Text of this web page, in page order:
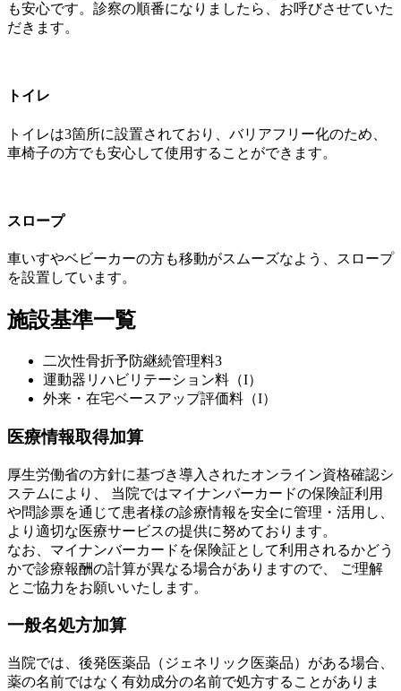
も安心です。診察の順番になりましたら、お呼びさせていた
だきます。
トイレ
トイレは3箇所に設置されており、バリアフリー化のため、
車椅子の方でも安心して使用することができます。
スロープ
車いすやベビーカーの方も移動がスムーズなよう、スロープ
を設置しています。
施設基準一覧
二次性骨折予防継続管理料3
運動器リハビリテーション料（I）
外来・在宅ベースアップ評価料（I）
医療情報取得加算
厚生労働省の方針に基づき導入されたオンライン資格確認シ
ステムにより、 当院ではマイナンバーカードの保険証利用
や問診票を通じて患者様の診療情報を安全に管理・活用し、
より適切な医療サービスの提供に努めております。
なお、マイナンバーカードを保険証として利用されるかどう
かで診療報酬の計算が異なる場合がありますので、 ご理解
とご協力をお願いいたします。
一般名処方加算
当院では、後発医薬品（ジェネリック医薬品）がある場合、
薬の名前ではなく有効成分の名前で処方することがありま